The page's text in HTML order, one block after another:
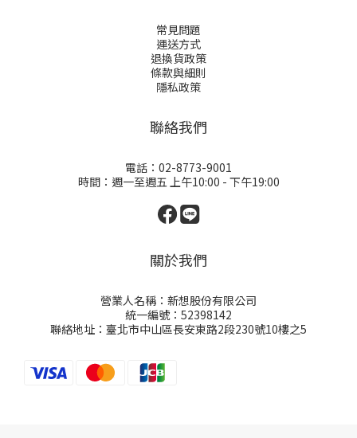
常見問題
運送方式
退換貨政策
條款與細則
隱私政策
聯絡我們
電話：02-8773-9001
時間：週一至週五 上午10:00 - 下午19:00
關於我們
營業人名稱：新想股份有限公司
統一編號：52398142
聯絡地址：臺北市中山區長安東路2段230號10樓之5